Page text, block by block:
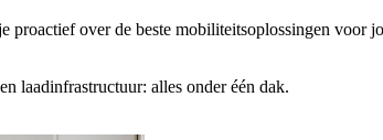
proactief over de beste mobiliteitsoplossingen voor
laadinfrastructuur: alles onder één dak.